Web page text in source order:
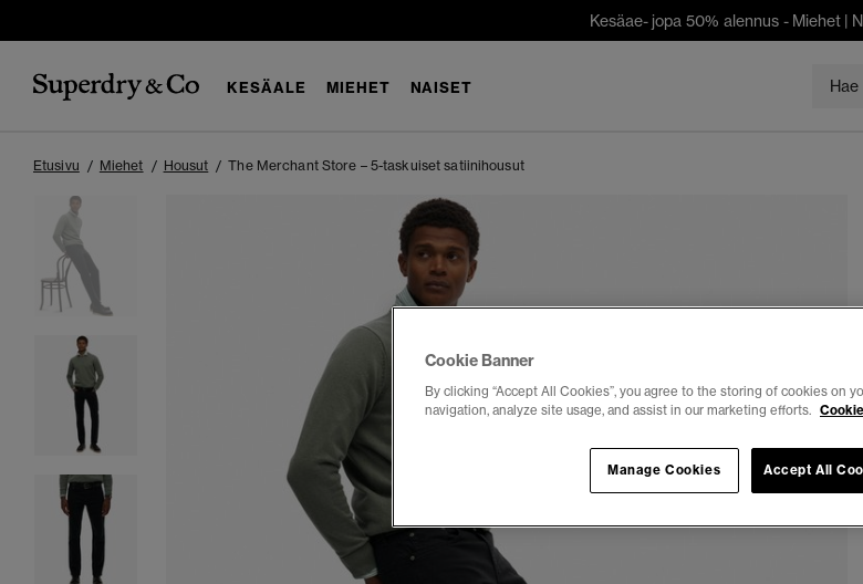
Kesäae- jopa 50% alennus - Miehet |
KESÄALE MIEHET NAISET
Etusivu Miehet Housut The Merchant Store – 5-taskuiset satiinihousut
Cookie Banner
By clicking “Accept All Cookies”, you agree to the storing of cookies on
navigation, analyze site usage, and assist in our marketing efforts.
Accept All
Manage Cookies